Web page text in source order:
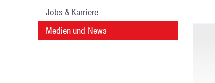
Jobs & Karriere
Medien und News